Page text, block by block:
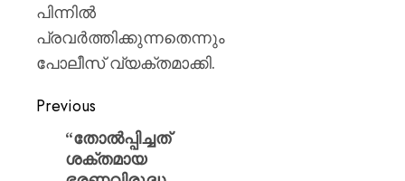
പിന്നിൽ
പ്രവർത്തിക്കുന്നതെന്നും
പോലീസ് വ്യക്തമാക്കി.
Previous
“തോൽപ്പിച്ചത്
ശക്തമായ